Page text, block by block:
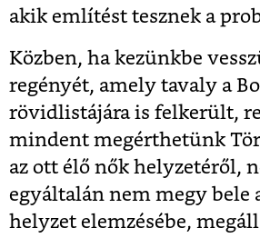
akik említést tesznek a
Közben, ha kezünkbe
regényét, amely tavaly a
rövidlistájára is felkerült,
mindent megérthetünk
az ott élő nők helyzetéről,
egyáltalán nem megy bele
helyzet elemzésébe,